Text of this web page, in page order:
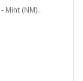
Mint (NM)..